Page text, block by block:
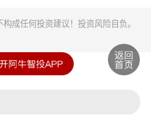
成任何投资建议！投资风险自负。